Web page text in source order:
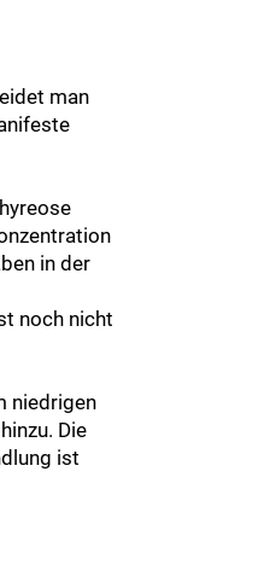
man
in der
noch nicht
niedrigen
Die
ist